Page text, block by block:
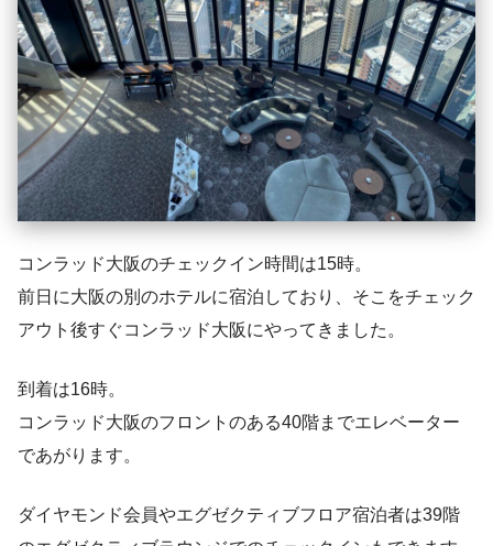
コンラッド大阪のチェックイン時間は15時。
前日に大阪の別のホテルに宿泊しており、そこをチェック
アウト後すぐコンラッド大阪にやってきました。
到着は16時。
コンラッド大阪のフロントのある40階までエレベーター
であがります。
ダイヤモンド会員やエグゼクティブフロア宿泊者は39階